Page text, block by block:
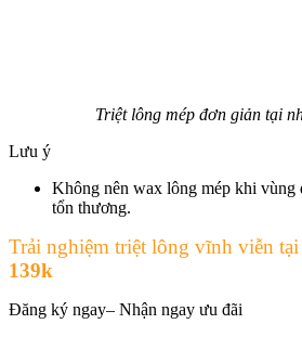
Triệt lông mép đơn giản tại
Lưu ý
Không nên wax lông mép khi vùng
tổn thương.
Trải nghiệm triệt lông vĩnh viễn
139k
Đăng ký ngay– Nhận ngay ưu đãi